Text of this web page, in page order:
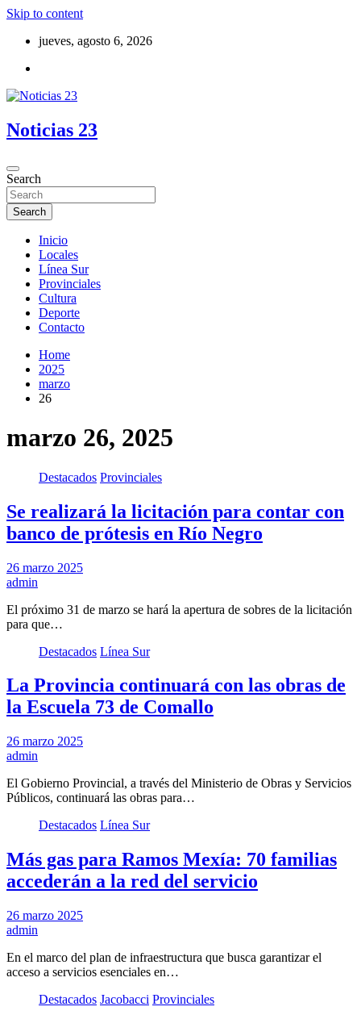
Skip to content
jueves, agosto 6, 2026
Noticias 23
Search
Search
Inicio
Locales
Línea Sur
Provinciales
Cultura
Deporte
Contacto
Home
2025
marzo
26
marzo 26, 2025
Destacados Provinciales
Se realizará la licitación para contar con
banco de prótesis en Río Negro
26 marzo 2025
admin
El próximo 31 de marzo se hará la apertura de sobres de la licitación
para que…
Destacados Línea Sur
La Provincia continuará con las obras de
la Escuela 73 de Comallo
26 marzo 2025
admin
El Gobierno Provincial, a través del Ministerio de Obras y Servicios
Públicos, continuará las obras para…
Destacados Línea Sur
Más gas para Ramos Mexía: 70 familias
accederán a la red del servicio
26 marzo 2025
admin
En el marco del plan de infraestructura que busca garantizar el
acceso a servicios esenciales en…
Destacados Jacobacci Provinciales